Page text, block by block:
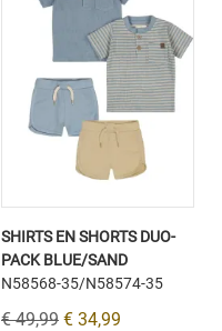
SHIRTS EN SHORTS DUO-
PACK BLUE/SAND
N58568-35/N58574-35
€ 49,99 € 34,99